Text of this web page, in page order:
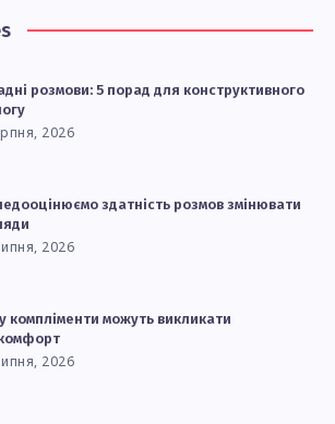
розмови: 5 порад для конструктивного
2026
здатність розмов змінювати
2026
компліменти можуть викликати
2026